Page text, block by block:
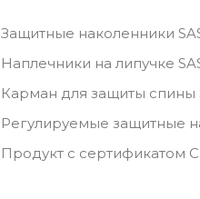
Защитные наколенники
Наплечники на липучке
Карман для защиты спины
Регулируемые защитные
Продукт с сертификатом